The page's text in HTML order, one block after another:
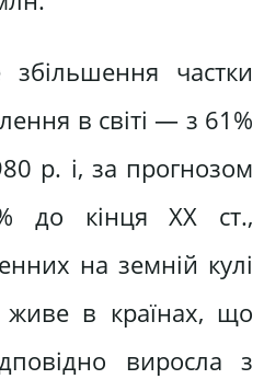
частки
в світі — з 61%
p. і, за прогнозом
до кінця XX ст.,
на земній кулі
живе в країнах, що
виросла з